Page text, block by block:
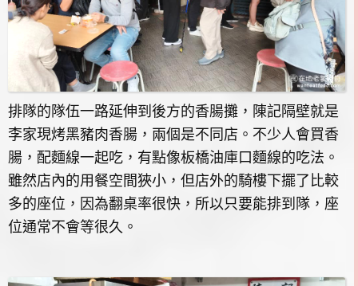
排隊的隊伍一路延伸到後方的香腸攤，陳記隔壁就是
李家現烤黑豬肉香腸，兩個是不同店。不少人會買香
腸，配麵線一起吃，有點像板橋油庫口麵線的吃法。
雖然店內的用餐空間狹小，但店外的騎樓下擺了比較
多的座位，因為翻桌率很快，所以只要能排到隊，座
位通常不會等很久。